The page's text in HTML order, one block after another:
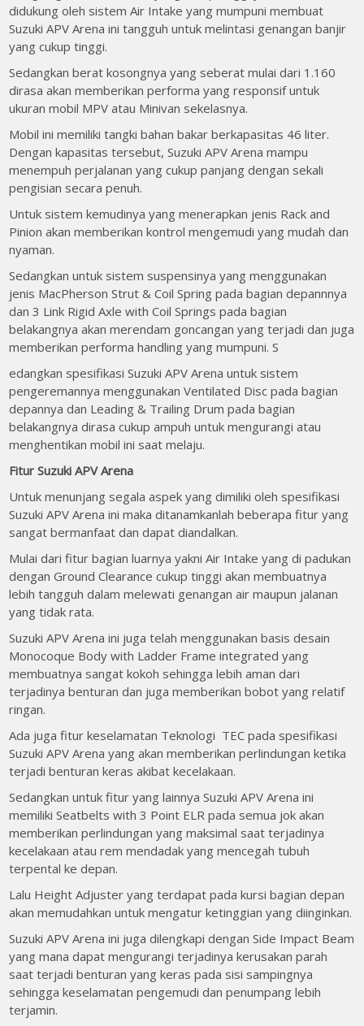
didukung oleh sistem Air Intake yang mumpuni membuat
Suzuki APV Arena ini tangguh untuk melintasi genangan banjir
yang cukup tinggi.
Sedangkan berat kosongnya yang seberat mulai dari 1.160
dirasa akan memberikan performa yang responsif untuk
ukuran mobil MPV atau Minivan sekelasnya.
Mobil ini memiliki tangki bahan bakar berkapasitas 46 liter.
Dengan kapasitas tersebut, Suzuki APV Arena mampu
menempuh perjalanan yang cukup panjang dengan sekali
pengisian secara penuh.
Untuk sistem kemudinya yang menerapkan jenis Rack and
Pinion akan memberikan kontrol mengemudi yang mudah dan
nyaman.
Sedangkan untuk sistem suspensinya yang menggunakan
jenis MacPherson Strut & Coil Spring pada bagian depannnya
dan 3 Link Rigid Axle with Coil Springs pada bagian
belakangnya akan merendam goncangan yang terjadi dan juga
memberikan performa handling yang mumpuni. S
edangkan spesifikasi Suzuki APV Arena untuk sistem
pengeremannya menggunakan Ventilated Disc pada bagian
depannya dan Leading & Trailing Drum pada bagian
belakangnya dirasa cukup ampuh untuk mengurangi atau
menghentikan mobil ini saat melaju.
Fitur Suzuki APV Arena
Untuk menunjang segala aspek yang dimiliki oleh spesifikasi
Suzuki APV Arena ini maka ditanamkanlah beberapa fitur yang
sangat bermanfaat dan dapat diandalkan.
Mulai dari fitur bagian luarnya yakni Air Intake yang di padukan
dengan Ground Clearance cukup tinggi akan membuatnya
lebih tangguh dalam melewati genangan air maupun jalanan
yang tidak rata.
Suzuki APV Arena ini juga telah menggunakan basis desain
Monocoque Body with Ladder Frame integrated yang
membuatnya sangat kokoh sehingga lebih aman dari
terjadinya benturan dan juga memberikan bobot yang relatif
ringan.
Ada juga fitur keselamatan Teknologi TEC pada spesifikasi
Suzuki APV Arena yang akan memberikan perlindungan ketika
terjadi benturan keras akibat kecelakaan.
Sedangkan untuk fitur yang lainnya Suzuki APV Arena ini
memiliki Seatbelts with 3 Point ELR pada semua jok akan
memberikan perlindungan yang maksimal saat terjadinya
kecelakaan atau rem mendadak yang mencegah tubuh
terpental ke depan.
Lalu Height Adjuster yang terdapat pada kursi bagian depan
akan memudahkan untuk mengatur ketinggian yang diinginkan.
Suzuki APV Arena ini juga dilengkapi dengan Side Impact Beam
yang mana dapat mengurangi terjadinya kerusakan parah
saat terjadi benturan yang keras pada sisi sampingnya
sehingga keselamatan pengemudi dan penumpang lebih
terjamin.